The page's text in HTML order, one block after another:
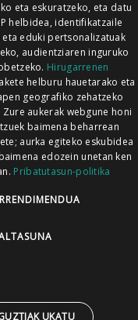
eta eskuratzeko, eta datu
helbidea, identifikatzaile
eduki pertsonalizatuak
audientziaren inguruko
Hirugarrenen
helburu hauetarako eta
geografiko zehatzeko
aukerak webgune honi
baimena beharrean
aurka egiteko eskubidea
edozein unetan ken
Pribatutasun-politika
UKATU